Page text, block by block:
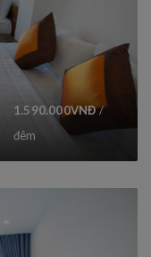
1.590.000VNĐ/
đêm